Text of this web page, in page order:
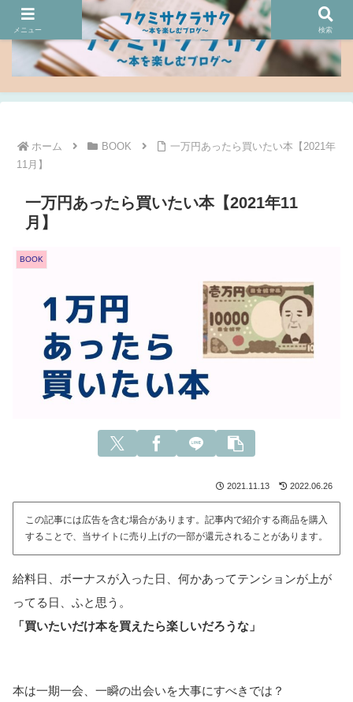
ホーム BOOK
一万円あったら買いたい本【2021年
11月】
一万円あったら買いたい本【2021年11
月】
BOOK
2021.11.13 2022.06.26
この記事には広告を含む場合があります。記事内で紹介する商品を購入
することで、当サイトに売り上げの一部が還元されることがあります。
給料日、ボーナスが入った日、何かあってテンションが上が
ってる日、ふと思う。
「買いたいだけ本を買えたら楽しいだろうな」
本は一期一会、一瞬の出会いを大事にすべきでは？
メニュー 検索